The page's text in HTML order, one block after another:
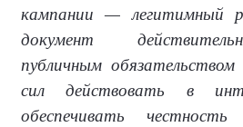
кампании — легитимный
документ
публичным обязательством
сил действовать в
обеспечивать